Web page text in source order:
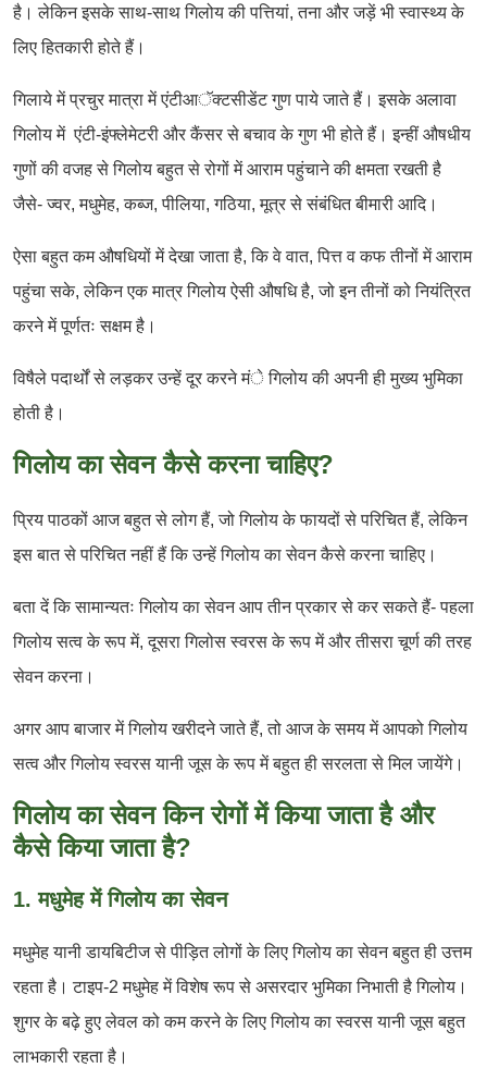
है। लेकिन इसके साथ-साथ गिलोय की पत्तियां, तना और जड़ें भी स्वास्थ्य के
लिए हितकारी होते हैं।
गिलाये में प्रचुर मात्रा में एंटीआॅक्टसीडेंट गुण पाये जाते हैं। इसके अलावा
गिलोय में एंटी-इंफ्लेमेटरी और कैंसर से बचाव के गुण भी होते हैं। इन्हीं औषधीय
गुणों की वजह से गिलोय बहुत से रोगों में आराम पहुंचाने की क्षमता रखती है
जैसे- ज्वर, मधुमेह, कब्ज, पीलिया, गठिया, मूत्र से संबंधित बीमारी आदि।
ऐसा बहुत कम औषधियों में देखा जाता है, कि वे वात, पित्त व कफ तीनों में आराम
पहुंचा सके, लेकिन एक मात्र गिलोय ऐसी औषधि है, जो इन तीनों को नियंत्रित
करने में पूर्णतः सक्षम है।
विषैले पदार्थों से लड़कर उन्हें दूर करने मंे गिलोय की अपनी ही मुख्य भुमिका
होती है।
गिलोय का सेवन कैसे करना चाहिए?
प्रिय पाठकों आज बहुत से लोग हैं, जो गिलोय के फायदों से परिचित हैं, लेकिन
इस बात से परिचित नहीं हैं कि उन्हें गिलोय का सेवन कैसे करना चाहिए।
बता दें कि सामान्यतः गिलोय का सेवन आप तीन प्रकार से कर सकते हैं- पहला
गिलोय सत्व के रूप में, दूसरा गिलोस स्वरस के रूप में और तीसरा चूर्ण की तरह
सेवन करना।
अगर आप बाजार में गिलोय खरीदने जाते हैं, तो आज के समय में आपको गिलोय
सत्व और गिलोय स्वरस यानी जूस के रूप में बहुत ही सरलता से मिल जायेंगे।
गिलोय का सेवन किन रोगों में किया जाता है और
कैसे किया जाता है?
1. मधुमेह में गिलोय का सेवन
मधुमेह यानी डायबिटीज से पीड़ित लोगों के लिए गिलोय का सेवन बहुत ही उत्तम
रहता है। टाइप-2 मधुमेह में विशेष रूप से असरदार भुमिका निभाती है गिलोय।
शुगर के बढ़े हुए लेवल को कम करने के लिए गिलोय का स्वरस यानी जूस बहुत
लाभकारी रहता है।